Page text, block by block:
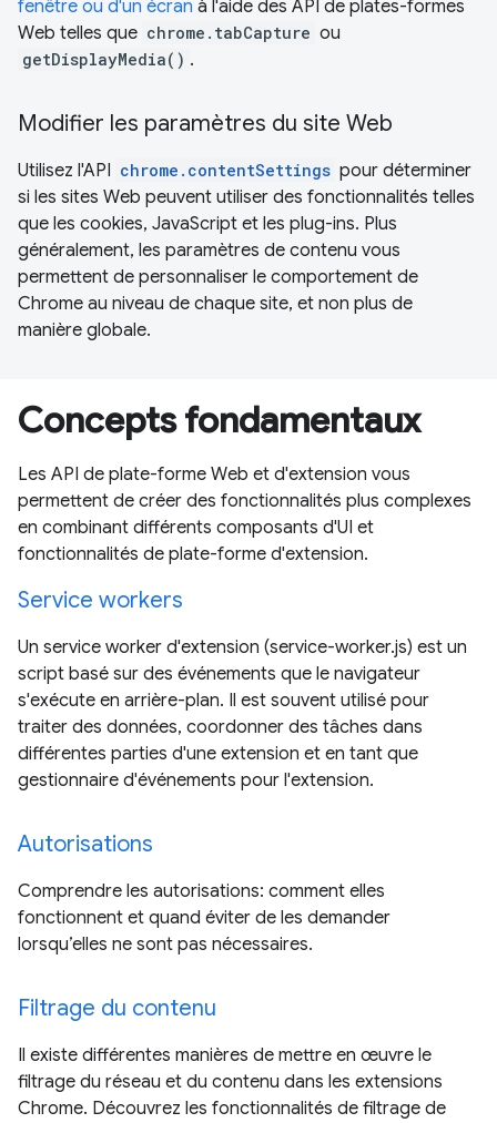
fenêtre ou d'un écran à l'aide des API de plates-formes
Web telles que chrome.tabCapture ou
getDisplayMedia() .
Modifier les paramètres du site Web
Utilisez l'API chrome.contentSettings pour déterminer
si les sites Web peuvent utiliser des fonctionnalités telles
que les cookies, JavaScript et les plug-ins. Plus
généralement, les paramètres de contenu vous
permettent de personnaliser le comportement de
Chrome au niveau de chaque site, et non plus de
manière globale.
Concepts fondamentaux
Les API de plate-forme Web et d'extension vous
permettent de créer des fonctionnalités plus complexes
en combinant différents composants d'UI et
fonctionnalités de plate-forme d'extension.
Service workers
Un service worker d'extension (service-worker.js) est un
script basé sur des événements que le navigateur
s'exécute en arrière-plan. Il est souvent utilisé pour
traiter des données, coordonner des tâches dans
différentes parties d'une extension et en tant que
gestionnaire d'événements pour l'extension.
Autorisations
Comprendre les autorisations: comment elles
fonctionnent et quand éviter de les demander
lorsqu’elles ne sont pas nécessaires.
Filtrage du contenu
Il existe différentes manières de mettre en œuvre le
filtrage du réseau et du contenu dans les extensions
Chrome. Découvrez les fonctionnalités de filtrage de